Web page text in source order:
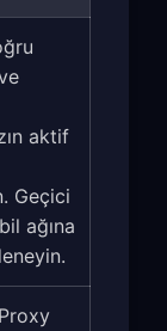
aktif
Geçici
ağına